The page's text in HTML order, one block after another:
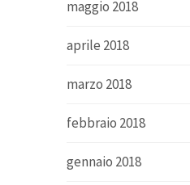
maggio 2018
aprile 2018
marzo 2018
febbraio 2018
gennaio 2018